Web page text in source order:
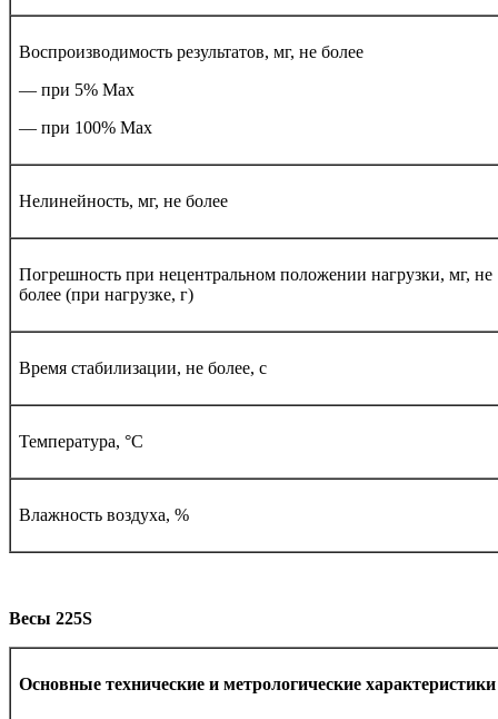
Воспроизводимость результатов, мг, не более
— при 5% Мах
— при 100% Мах
Нелинейность, мг, не более
Погрешность при нецентральном положении нагрузки, мг, не
более (при нагрузке, г)
Время стабилизации, не более, с
Температура, °С
Влажность воздуха, %
Весы 225S
Основные технические и метрологические